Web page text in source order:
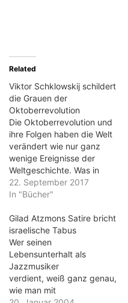
Related
Viktor Schklowskij schildert
die Grauen der
Oktoberrevolution
Die Oktoberrevolution und
ihre Folgen haben die Welt
verändert wie nur ganz
wenige Ereignisse der
Weltgeschichte. Was in
Moskau zunächst eher ein
seltsamer Staatsstreich
unglaublich brutalen
Bürgerkrieg aus. Der
Literaturwissenschaftler
Viktor Schklowskij erlebte
die Revolution in
Petersburg als
Panzerfahrer. Später war
22. September 2017
In "Bücher"
Gilad Atzmons Satire bricht
israelische Tabus
Wer seinen
Lebensunterhalt als
Jazzmusiker
verdient, weiß ganz genau,
wie man mit